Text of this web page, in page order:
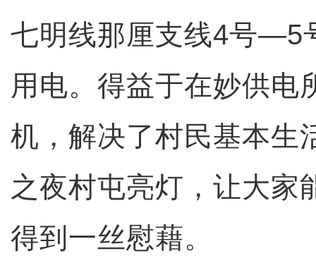
七明线那厘支线4号—5
用电。得益于在妙供电
机，解决了村民基本生
之夜村屯亮灯，让大家
得到一丝慰藉。